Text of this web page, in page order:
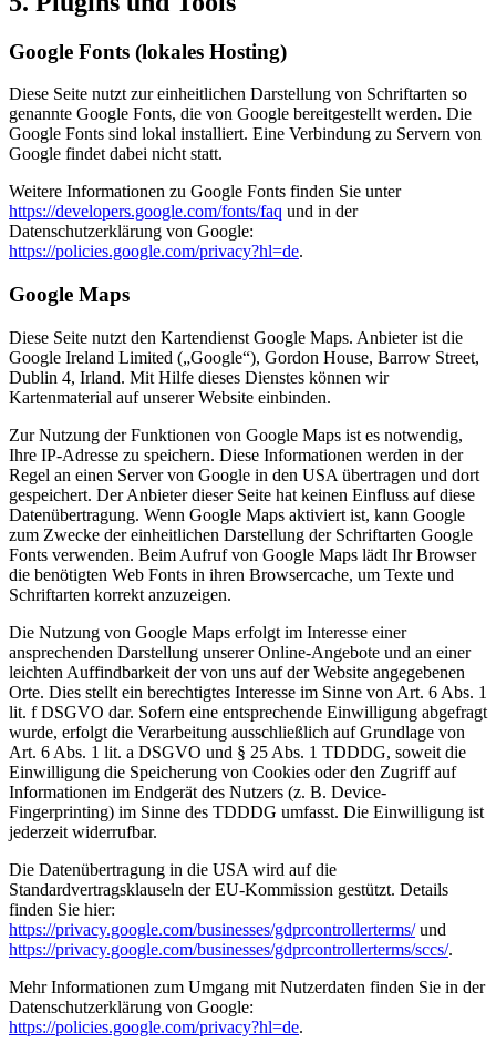
Google Fonts (lokales Hosting)
Diese Seite nutzt zur einheitlichen Darstellung von Schriftarten so
genannte Google Fonts, die von Google bereitgestellt werden. Die
Google Fonts sind lokal installiert. Eine Verbindung zu Servern von
Google findet dabei nicht statt.
Weitere Informationen zu Google Fonts finden Sie unter
https://developers.google.com/fonts/faq und in der
Datenschutzerklärung von Google:
https://policies.google.com/privacy?hl=de.
Google Maps
Diese Seite nutzt den Kartendienst Google Maps. Anbieter ist die
Google Ireland Limited („Google“), Gordon House, Barrow Street,
Dublin 4, Irland. Mit Hilfe dieses Dienstes können wir
Kartenmaterial auf unserer Website einbinden.
Zur Nutzung der Funktionen von Google Maps ist es notwendig,
Ihre IP-Adresse zu speichern. Diese Informationen werden in der
Regel an einen Server von Google in den USA übertragen und dort
gespeichert. Der Anbieter dieser Seite hat keinen Einfluss auf diese
Datenübertragung. Wenn Google Maps aktiviert ist, kann Google
zum Zwecke der einheitlichen Darstellung der Schriftarten Google
Fonts verwenden. Beim Aufruf von Google Maps lädt Ihr Browser
die benötigten Web Fonts in ihren Browsercache, um Texte und
Schriftarten korrekt anzuzeigen.
Die Nutzung von Google Maps erfolgt im Interesse einer
ansprechenden Darstellung unserer Online-Angebote und an einer
leichten Auffindbarkeit der von uns auf der Website angegebenen
Orte. Dies stellt ein berechtigtes Interesse im Sinne von Art. 6 Abs. 1
lit. f DSGVO dar. Sofern eine entsprechende Einwilligung abgefragt
wurde, erfolgt die Verarbeitung ausschließlich auf Grundlage von
Art. 6 Abs. 1 lit. a DSGVO und § 25 Abs. 1 TDDDG, soweit die
Einwilligung die Speicherung von Cookies oder den Zugriff auf
Informationen im Endgerät des Nutzers (z. B. Device-
Fingerprinting) im Sinne des TDDDG umfasst. Die Einwilligung ist
jederzeit widerrufbar.
Die Datenübertragung in die USA wird auf die
Standardvertragsklauseln der EU-Kommission gestützt. Details
finden Sie hier:
https://privacy.google.com/businesses/gdprcontrollerterms/und
https://privacy.google.com/businesses/gdprcontrollerterms/sccs/.
Mehr Informationen zum Umgang mit Nutzerdaten finden Sie in der
Datenschutzerklärung von Google:
https://policies.google.com/privacy?hl=de.